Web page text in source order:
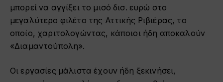
μπορεί να αγγίξει το μισό δισ. ευρώ στο
μεγαλύτερο φιλέτο της Αττικής Ριβιέρας, το
οποίο, χαριτολογώντας, κάποιοι ήδη αποκαλούν
«Διαμαντούπολη».
Οι εργασίες μάλιστα έχουν ήδη ξεκινήσει,